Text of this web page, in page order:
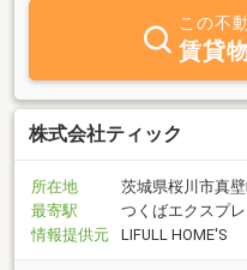
い、売却・管理・活用まで最
に安心してご相談いただける
この不
賃貸
株式会社ティック
所在地
茨城県桜川市真
最寄駅
つくばエクスプ
情報提供元
LIFULL HOME'S